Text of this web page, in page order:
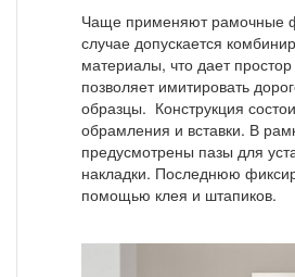
Чаще применяют рамочные
случае допускается
материалы, что дает
позволяет имитировать
образцы. Конструкция
обрамления и вставки. В
предусмотрены пазы для
накладки. Последнюю
помощью клея и штапиков.